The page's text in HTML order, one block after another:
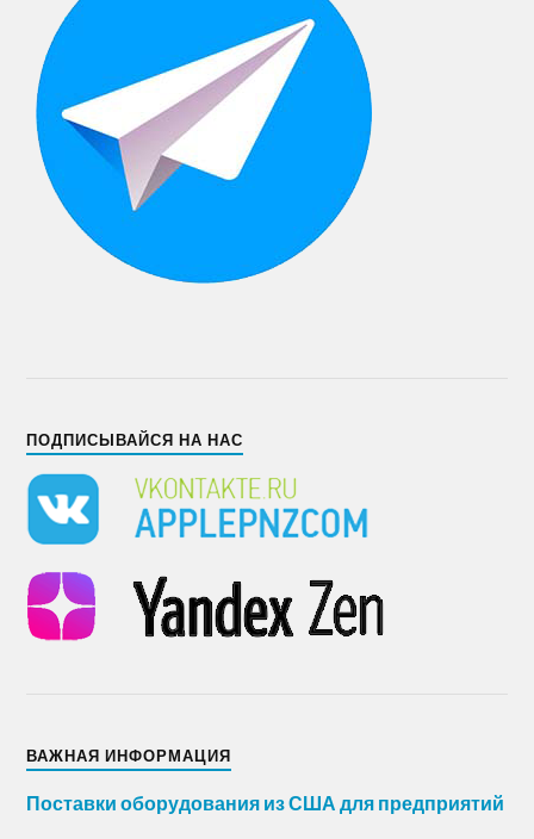
ПОДПИСЫВАЙСЯ НА НАС
ВАЖНАЯ ИНФОРМАЦИЯ
Поставки оборудования из США для предприятий